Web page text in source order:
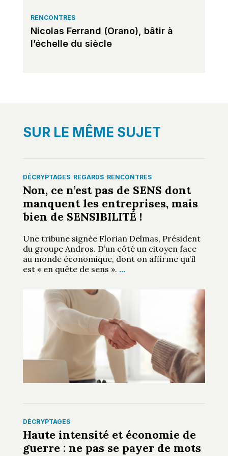
RENCONTRES
Nicolas Ferrand (Orano), bâtir à
l’échelle du siècle
SUR LE MÊME SUJET
DÉCRYPTAGES REGARDS RENCONTRES
Non, ce n’est pas de SENS dont
manquent les entreprises, mais
bien de SENSIBILITÉ !
Une tribune signée Florian Delmas, Président
du groupe Andros. D’un côté un citoyen face
au monde économique, dont on affirme qu’il
est « en quête de sens ». …
DÉCRYPTAGES
Haute intensité et économie de
guerre : ne pas se payer de mots